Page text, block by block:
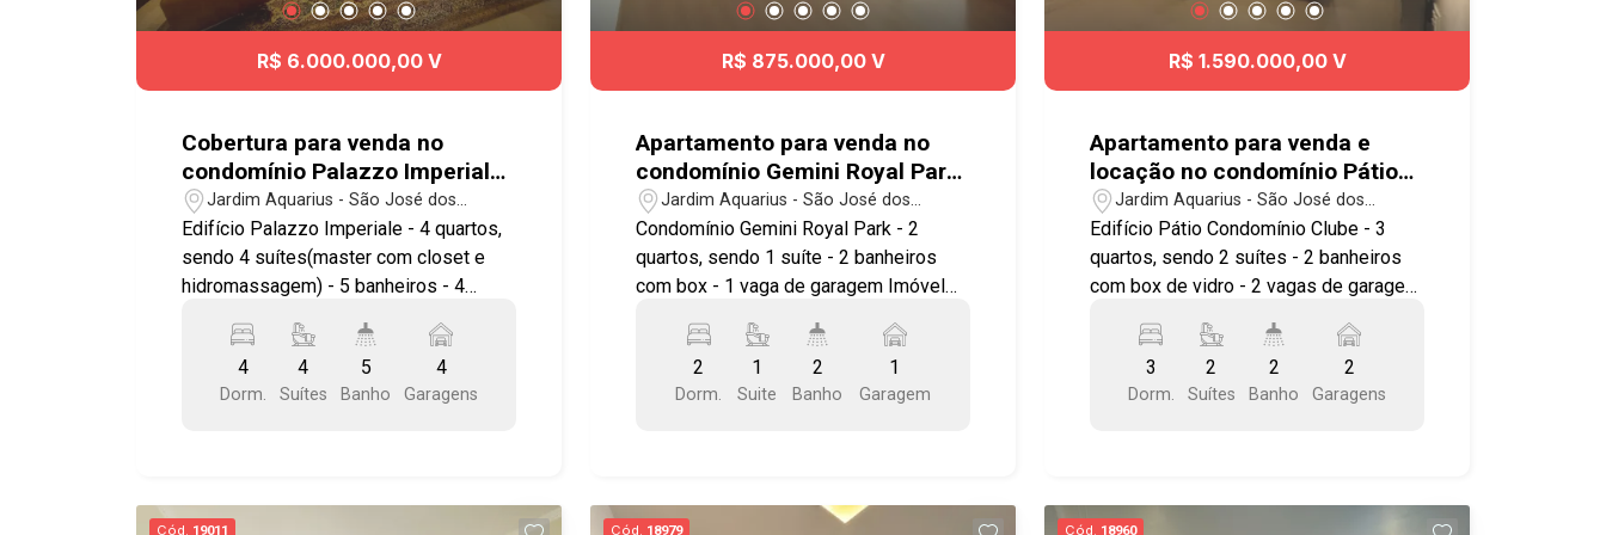
Anel Viário e às principais regiões da
#imobiliaria #geraçãoimóveis
#JardimAquarius
R$ 6.000.000,00 V
Cobertura para venda no
condomínio Palazzo Imperiale
com 4 suítes e 4 vagas de
garagem - 424m² - No bairro
Jardim Aquarius - SJC
Jardim Aquarius - São José dos
Campos/SP
Edifício Palazzo Imperiale - 4 quartos,
sendo 4 suítes(master com closet e
hidromassagem) - 5 banheiros - 4
possuí: - Sala 3 ambientes(estar, jantar
e TV) com ar condicionado central -
Varanda envidraçada com churrasqueira,
despensa - Quarto e Banheiro de
4
Dorm.
4
Suítes
5
Banho
4
Garagens
R$ 875.000,00 V
Apartamento para venda no
condomínio Gemini Royal Park
com 2 quartos sendo 1 suíte -
77 m² - No bairro Jardim
Aquarius
Jardim Aquarius - São José dos
Campos/SP
Condomínio Gemini Royal Park - 2
quartos, sendo 1 suíte - 2 banheiros
com box - 1 vaga de garagem Imóvel
quartos, banheiros e cozinha. - Área de
Serviço - Preparação Ar condicionado
nos quartos - Varanda Social e na área
Churrasqueiras - Playground Aqui você
2
Dorm.
1
Suite
2
Banho
1
Garagem
R$ 1.590.000,00 V
Apartamento para venda e
locação no condomínio Pátio
Condomínio Clube com 3
quartos sendo 2 suíte - 125 m²
- no bairro Jardim Aquarius -
SJC
Jardim Aquarius - São José dos
Campos/SP
Edifício Pátio Condomínio Clube - 3
quartos, sendo 2 suítes - 2 banheiros
com box de vidro - 2 vagas de garagem
Sala ampla para 2 ambientes - Copa e
cozinha com armários planejados -
Todos os quartos com armário
gás Condomínio clube com: - Piscina
3
Dorm.
2
Suítes
2
Banho
2
Garagens
Cód. 19011 Cód. 18979 Cód. 18960